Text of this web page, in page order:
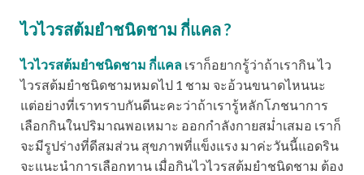
ไวไวรสต้มยำชนิดชาม กี่แคล ?
ไวไวรสต้มยำชนิดชาม กี่แคล เราก็อยากรู้ว่าถ้าเรากิน ไว
ไวรสต้มยำชนิดชามหมดไป 1 ชาม จะอ้วนขนาดไหนนะ
แต่อย่างที่เราทราบกันดีนะคะว่าถ้าเรารู้หลักโภชนาการ
เลือกกินในปริมาณพอเหมาะ ออกกำลังกายสม่ำเสมอ เราก็
จะมีรูปร่างที่ดีสมส่วน สุขภาพที่แข็งแรง มาค่ะวันนี้แอดริน
จะแนะนำการเลือกทาน เมื่อกินไวไวรสต้มยำชนิดชาม ต้อง